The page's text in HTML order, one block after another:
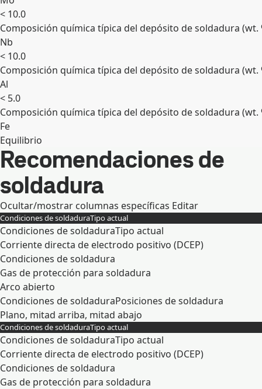
< 10.0
Composición química típica del depósito de soldadura (wt.
Nb
< 10.0
Composición química típica del depósito de soldadura (wt.
Al
< 5.0
Composición química típica del depósito de soldadura (wt.
Fe
Equilibrio
Expandir
Recomendaciones de
soldadura
Ocultar/mostrar columnas específicas Editar
Condiciones de soldaduraTipo actual
Condiciones de soldaduraTipo actual
Corriente directa de electrodo positivo (DCEP)
Condiciones de soldadura
Gas de protección para soldadura
Arco abierto
Condiciones de soldaduraPosiciones de soldadura
Plano, mitad arriba, mitad abajo
Expandir
Condiciones de soldaduraTipo actual
Condiciones de soldaduraTipo actual
Corriente directa de electrodo positivo (DCEP)
Condiciones de soldadura
Gas de protección para soldadura